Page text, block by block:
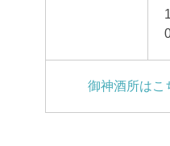
御神酒所はこ